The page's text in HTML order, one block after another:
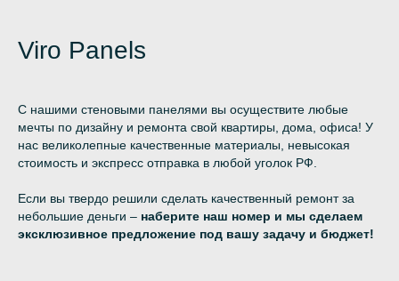
Viro Panels
С нашими стеновыми панелями вы осуществите любые
мечты по дизайну и ремонта свой квартиры, дома, офиса! У
нас великолепные качественные материалы, невысокая
стоимость и экспресс отправка в любой уголок РФ.
Если вы твердо решили сделать качественный ремонт за
небольшие деньги – наберите наш номер и мы сделаем
эксклюзивное предложение под вашу задачу и бюджет!